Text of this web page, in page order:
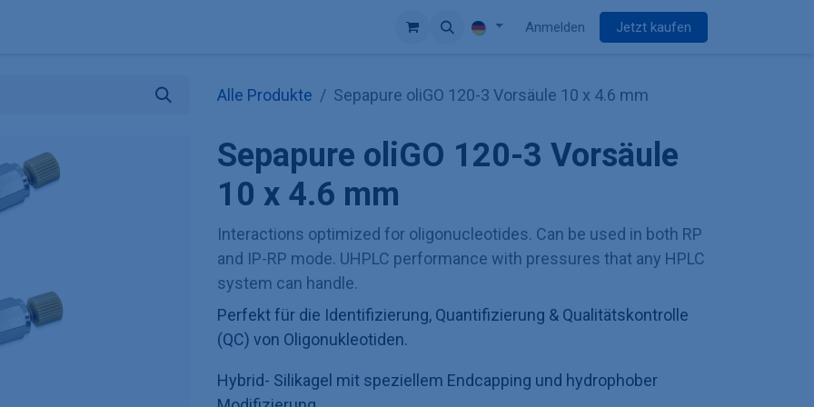
Anmelden Jetzt kaufen
Alle Produkte Sepapure oliGO 120-3 Vorsäule 10 x 4.6 mm
Sepapure oliGO 120-3 Vorsäule
10 x 4.6 mm
Interactions optimized for oligonucleotides. Can be used in both RP
and IP-RP mode. UHPLC performance with pressures that any HPLC
system can handle.
Perfekt für die Identifizierung, Quantifizierung & Qualitätskontrolle
(QC) von Oligonukleotiden.
Hybrid- Silikagel mit speziellem Endcapping und hydrophober